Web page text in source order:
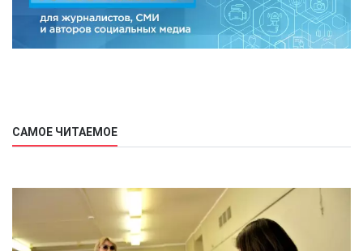
САМОЕ ЧИТАЕМОЕ